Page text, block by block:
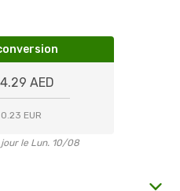
AED
EUR
le Lun. 10/08